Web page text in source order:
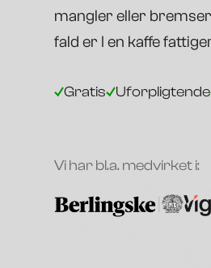
mangler eller
fald er I en kaffe
Gratis Uforpligtende
Vi har bl.a. medvirket i: